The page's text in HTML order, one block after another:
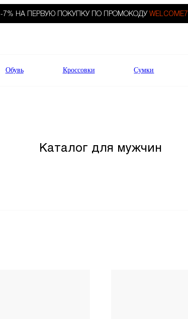
-7% НА ПЕРВУЮ ПОКУПКУ ПО ПРОМОКОДУ WELCOME7.
Обувь Кроссовки Сумки
Каталог для мужчин